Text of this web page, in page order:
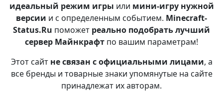
идеальный режим игры или мини-игру нужной
версии и с определенным событием. Minecraft-
Status.Ru поможет реально подобрать лучший
сервер Майнкрафт по вашим параметрам!
Этот сайт не связан с официальными лицами, а
все бренды и товарные знаки упомянутые на сайте
принадлежат их авторам.